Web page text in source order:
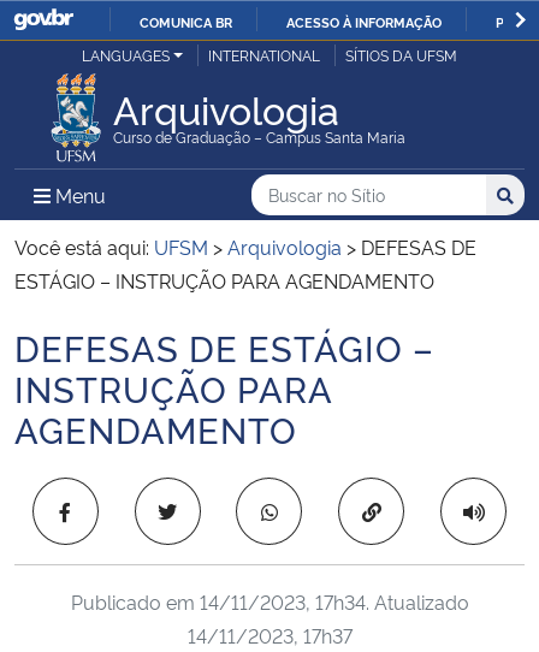
IR
O
COMUNICA BR ACESSO À INFORMAÇÃO
Ministério da Justiça e Segurança Pública
Ministério da Defesa
Ministério das Relações Exteriores
Ministério da Infraestrutura
Ministério da Agricultura, Pecuária e Abastecimento
Ministério da Educação
LANGUAGES INTERNATIONAL SÍTIOS DA UFSM
Arquivologia
Curso de Graduação – Campus Santa Maria
Menu Menu Principal do Sítio
Busca
Buscar no no Sítio
Busca:
Você está aqui: UFSM >Arquivologia > DEFESAS DE
ESTÁGIO – INSTRUÇÃO PARA AGENDAMENTO
Início do conteúdo
DEFESAS DE ESTÁGIO –
INSTRUÇÃO PARA
AGENDAMENTO
Copiar para área
Publicado em 14/11/2023, 17h34. Atualizado
14/11/2023, 17h37